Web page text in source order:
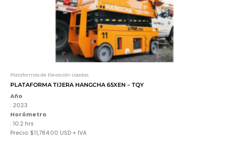
Plataformas de Elevación Usadas
PLATAFORMA TIJERA HANGCHA 65XEN – TQY
Año
: 2023
Horómetro
: 10.2 hrs
Precio: $11,784.00 USD + IVA